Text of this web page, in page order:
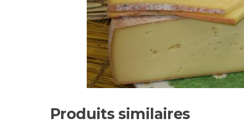
Produits similaires